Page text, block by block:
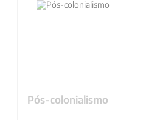
Pós-colonialismo